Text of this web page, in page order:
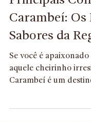
Yukê Comunicação
11 de mai.
Principais
Carambeí:
Sabores da